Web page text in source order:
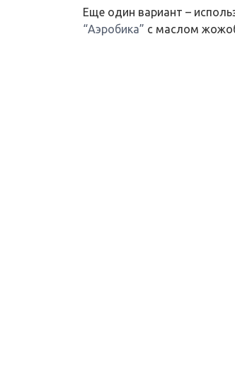
Еще один вариант –
“Аэробика” с маслом